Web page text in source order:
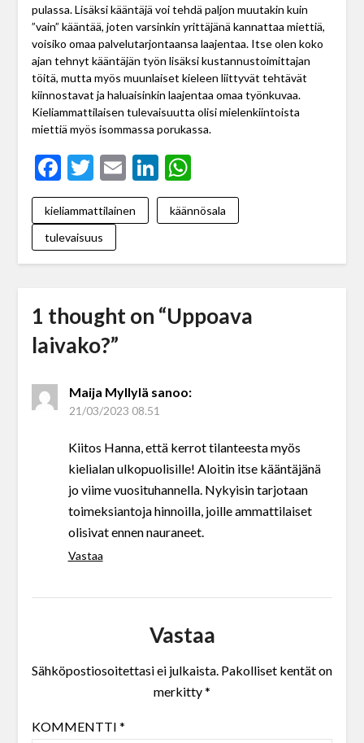
pulassa. Lisäksi kääntäjä voi tehdä paljon muutakin kuin
”vain” kääntää, joten varsinkin yrittäjänä kannattaa miettiä,
voisiko omaa palvelutarjontaansa laajentaa. Itse olen koko
ajan tehnyt kääntäjän työn lisäksi kustannustoimittajan
töitä, mutta myös muunlaiset kieleen liittyvät tehtävät
kiinnostavat ja haluaisinkin laajentaa omaa työnkuvaa.
Kieliammattilaisen tulevaisuutta olisi mielenkiintoista
miettiä myös isommassa porukassa.
Facebook
Twitter
EmailLinkedIn
WhatsApp
kieliammattilainen
käännösala
tulevaisuus
1 thought on “Uppoava
laivako?”
Maija Myllylä sanoo:
21/03/2023 08.51
Kiitos Hanna, että kerrot tilanteesta myös
kielialan ulkopuolisille! Aloitin itse kääntäjänä
jo viime vuosituhannella. Nykyisin tarjotaan
toimeksiantoja hinnoilla, joille ammattilaiset
olisivat ennen nauraneet.
Vastaa
Vastaa
Sähköpostiosoitettasi ei julkaista. Pakolliset kentät on
merkitty*
KOMMENTTI *